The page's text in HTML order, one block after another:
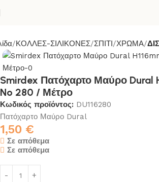
ΚΟΛΛΕΣ-ΣΙΛΙΚΟΝΕΣ ΣΠΙΤΙ ΧΡΩΜΑ
Smirdex Πατόχαρτο Μαύρο Dural
No 280 / Μέτρο
Κωδικός προϊόντος: DU116280
Πατόχαρτο Μαύρο Dural
1,50 €
Σε απόθεμα
Σε απόθεμα